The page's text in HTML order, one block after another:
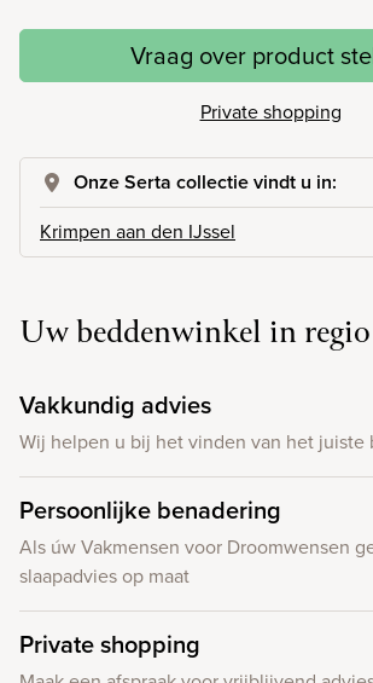
Vraag over product
Private shopping
Onze Serta collectie vindt u in:
Krimpen aan den IJssel
Uw beddenwinkel in
Vakkundig advies
Wij helpen u bij het vinden van het juiste
Persoonlijke benadering
Als úw Vakmensen voor Droomwensen
slaapadvies op maat
Private shopping